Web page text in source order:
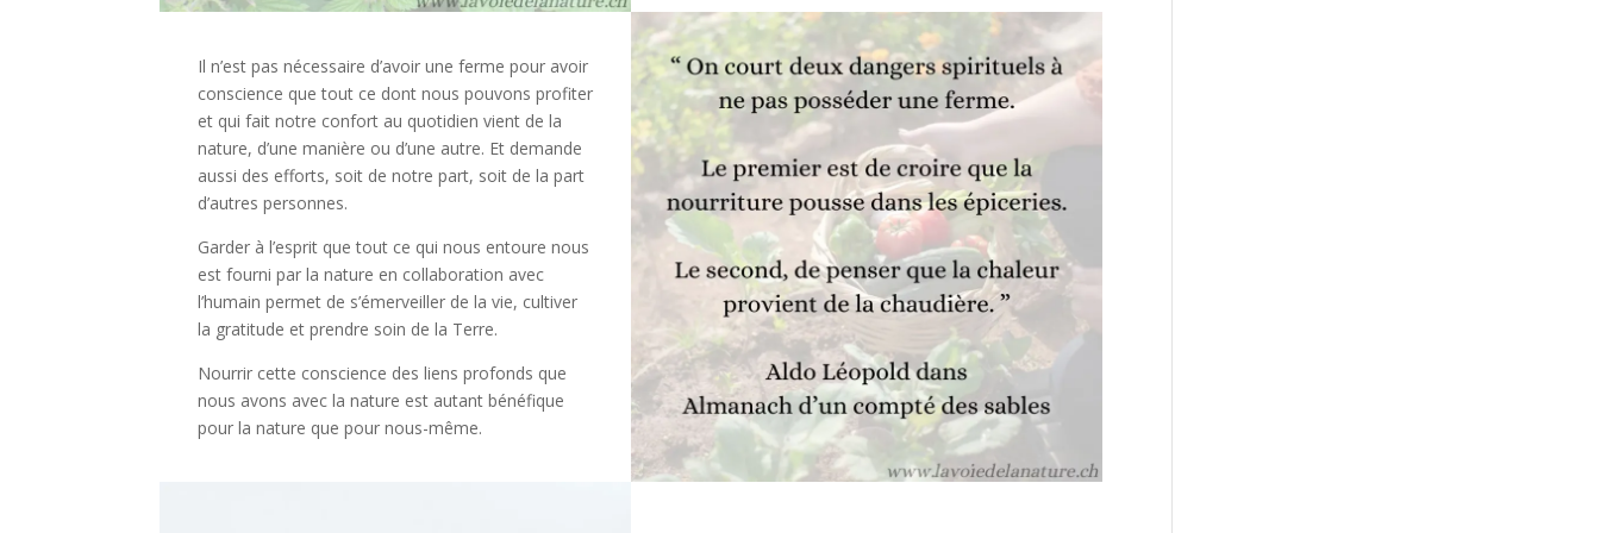
Il n’est pas nécessaire d’avoir une ferme pour avoir
conscience que tout ce dont nous pouvons profiter
et qui fait notre confort au quotidien vient de la
nature, d’une manière ou d’une autre. Et demande
aussi des efforts, soit de notre part, soit de la part
d’autres personnes.
Garder à l’esprit que tout ce qui nous entoure nous
est fourni par la nature en collaboration avec
l’humain permet de s’émerveiller de la vie, cultiver
la gratitude et prendre soin de la Terre.
Nourrir cette conscience des liens profonds que
nous avons avec la nature est autant bénéfique
pour la nature que pour nous-même.